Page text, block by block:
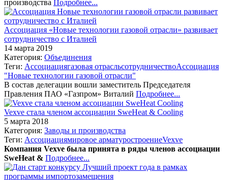
производства Подробнее...
Ассоциация «Новые технологии газовой отрасли» развивает
сотрудничество с Италией
14 марта 2019
Категория: Объединения
Теги: Ассоциациягазовая отрасльсотрудничествоАссоциация
"Новые технологии газовой отрасли"
В состав делегации вошли заместитель Председателя
Правления ПАО «Газпром» Виталий Подробнее...
Vexve стала членом ассоциации SweHeat & Cooling
5 марта 2018
Категория: Заводы и производства
Теги: Ассоциациямировое арматуростроениеVexve
Компания Vexve была принята в ряды членов ассоциации
SweHeat & Подробнее...